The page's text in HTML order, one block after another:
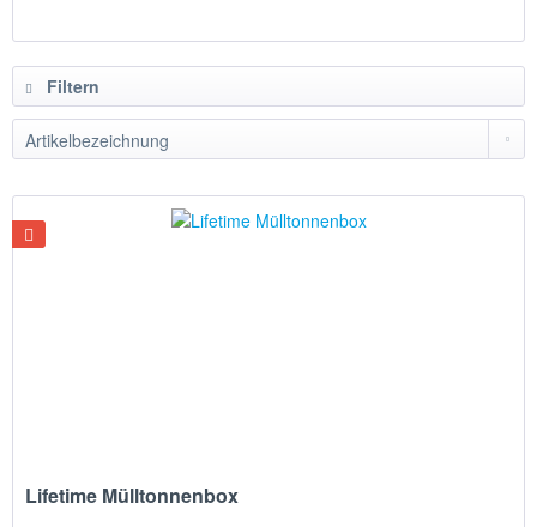
Filtern
Lifetime Mülltonnenbox